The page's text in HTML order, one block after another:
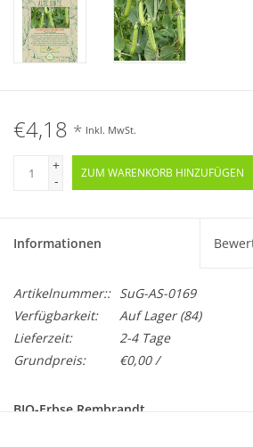
€4,18 * Inkl. MwSt.
+
-
ZUM WARENKORB HINZUFÜGEN
Informationen
Artikelnummer:: SuG-AS-0169
Verfügbarkeit:
Auf Lager(84)
Lieferzeit:
2-4 Tage
Grundpreis:
€0,00 /
BIO-Erbse Rembrandt